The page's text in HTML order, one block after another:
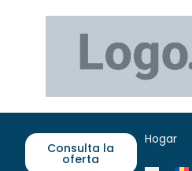
Consulta la
oferta
Hogar